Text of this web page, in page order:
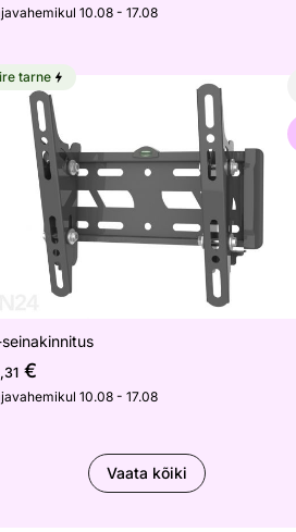
10.08 - 17.08
seinakinnitus
Otsi sarnaseid
tarne
,31 €
10.08 - 17.08
Vaata kõiki